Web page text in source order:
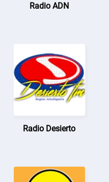
Radio ADN
Radio Desierto